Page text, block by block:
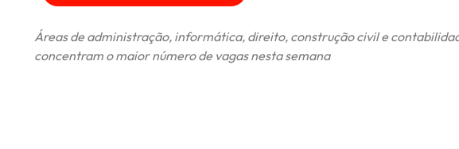
Áreas de administração, informática, direito, construção civil e
concentram o maior número de vagas nesta semana